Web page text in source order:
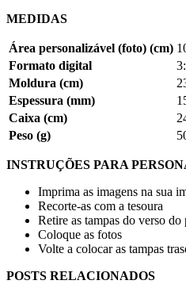
MEDIDAS
Área personalizável (foto) (cm)
Formato digital
Moldura (cm)
Espessura (mm)
Caixa (cm)
Peso (g)
INSTRUÇÕES PARA
Imprima as imagens na sua
Recorte-as com a tesoura
Retire as tampas do verso do
Coloque as fotos
Volte a colocar as tampas
POSTS RELACIONADOS